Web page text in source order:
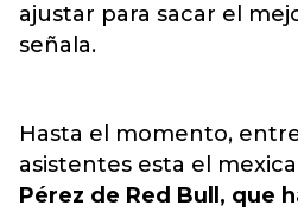
ajustar para sacar el
señala.
Hasta el momento,
asistentes esta el
Pérez de Red Bull, que